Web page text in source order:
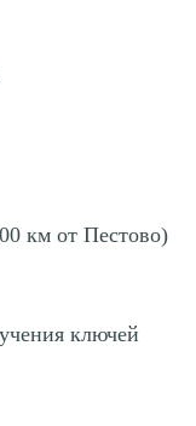
км от Пестово)
ключей